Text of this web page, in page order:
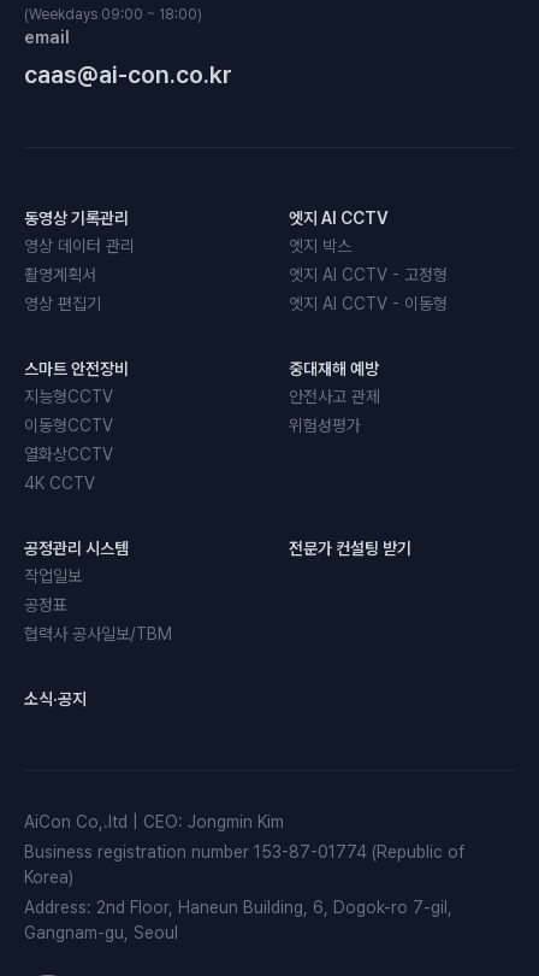
(Weekdays 09:00 ~ 18:00)
email
caas@ai-con.co.kr
동영상 기록관리
영상 데이터 관리
촬영계획서
영상 편집기
엣지 AI CCTV
엣지 박스
엣지 AI CCTV - 고정형
엣지 AI CCTV - 이동형
스마트 안전장비
지능형CCTV
이동형CCTV
열화상CCTV
4K CCTV
중대재해 예방
안전사고 관제
위험성평가
공정관리 시스템
작업일보
공정표
협력사 공사일보/TBM
전문가 컨설팅 받기
소식·공지
AiCon Co,.ltd CEO: Jongmin Kim
Business registration number 153-87-01774 (Republic of
Korea)
Address: 2nd Floor, Haneun Building, 6, Dogok-ro 7-gil,
Gangnam-gu, Seoul